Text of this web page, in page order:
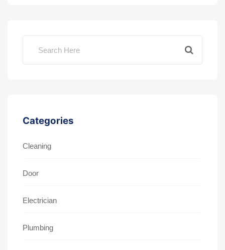
Categories
Cleaning
Door
Electrician
Plumbing